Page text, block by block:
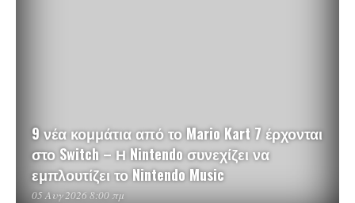
9 νέα κομμάτια από το Mario Kart 7 έρχονται
στο Switch – Η Nintendo συνεχίζει να
εμπλουτίζει το Nintendo Music
05 Αυγ 2026 8:00 πμ